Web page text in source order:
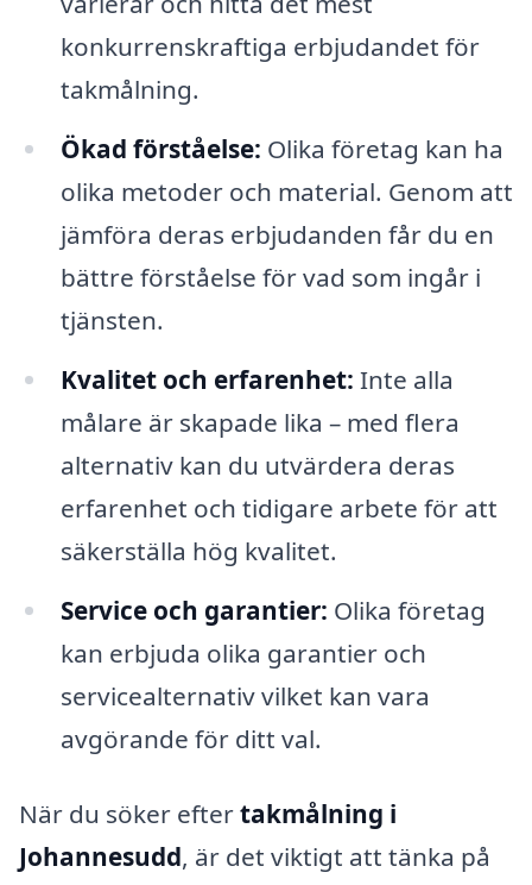
konkurrenskraftiga erbjudandet för
takmålning.
Ökad förståelse: Olika företag kan ha
olika metoder och material. Genom att
jämföra deras erbjudanden får du en
bättre förståelse för vad som ingår i
tjänsten.
Kvalitet och erfarenhet: Inte alla
målare är skapade lika – med flera
alternativ kan du utvärdera deras
erfarenhet och tidigare arbete för att
säkerställa hög kvalitet.
Service och garantier: Olika företag
kan erbjuda olika garantier och
servicealternativ vilket kan vara
avgörande för ditt val.
När du söker eftertakmålning i
Johannesudd, är det viktigt att tänka på